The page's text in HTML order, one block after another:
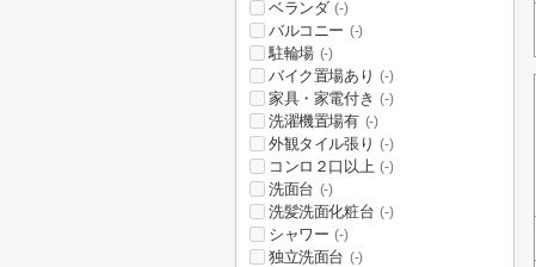
ベランダ (-)
バルコニー (-)
駐輪場 (-)
バイク置場あり (-)
家具・家電付き (-)
洗濯機置場有 (-)
外観タイル張り (-)
コンロ２口以上 (-)
洗面台 (-)
洗髪洗面化粧台 (-)
シャワー (-)
独立洗面台 (-)